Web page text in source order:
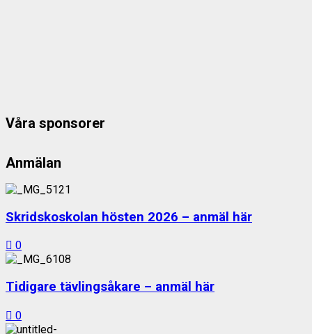
Våra sponsorer
Anmälan
Skridskoskolan hösten 2026 – anmäl här
0
Tidigare tävlingsåkare – anmäl här
0